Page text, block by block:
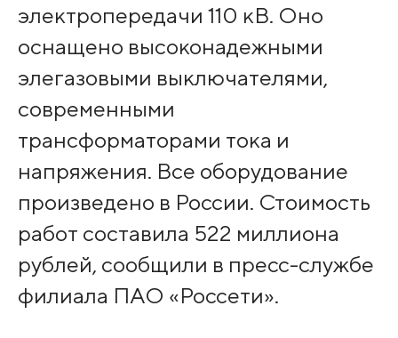
электропередачи 110 кВ. Оно
оснащено высоконадежными
элегазовыми выключателями,
современными
трансформаторами тока и
напряжения. Все оборудование
произведено в России. Стоимость
работ составила 522 миллиона
рублей, сообщили в пресс-службе
филиала ПАО «Россети».